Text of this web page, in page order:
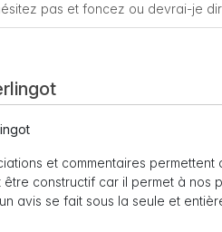
pas et foncez ou devrai-je
et commentaires
être constructif car il permet à
avis se fait sous la seule et